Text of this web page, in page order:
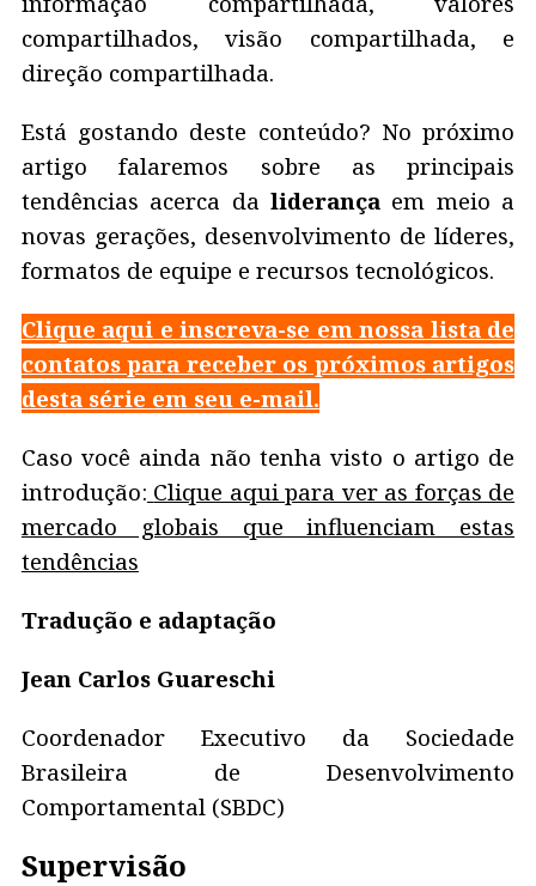
compartilhados, visão compartilhada, e
direção compartilhada.
Está gostando deste conteúdo? No próximo
artigo falaremos sobre as principais
tendências acerca da liderança em meio a
novas gerações, desenvolvimento de líderes,
formatos de equipe e recursos tecnológicos.
Clique aqui e inscreva-se em nossa lista de
contatos para receber os próximos artigos
desta série em seu e-mail.
Caso você ainda não tenha visto o artigo de
introdução: Clique aqui para ver as forças de
mercado globais que influenciam estas
tendências
Tradução e adaptação
Jean Carlos Guareschi
Coordenador Executivo da Sociedade
Brasileira de Desenvolvimento
Comportamental (SBDC)
Supervisão